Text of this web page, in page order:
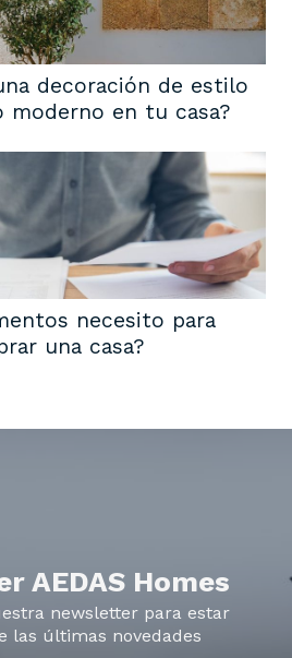
decoración de estilo
moderno en tu casa?
necesito para
una casa?
AEDAS Homes
newsletter para estar
las últimas novedades